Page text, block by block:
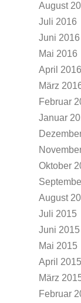
August
Juli 2016
Juni 2016
Mai 2016
April 2016
März
Februar
Januar
Oktober
August
Juli 2015
Juni 2015
Mai 2015
April 2015
März
Februar